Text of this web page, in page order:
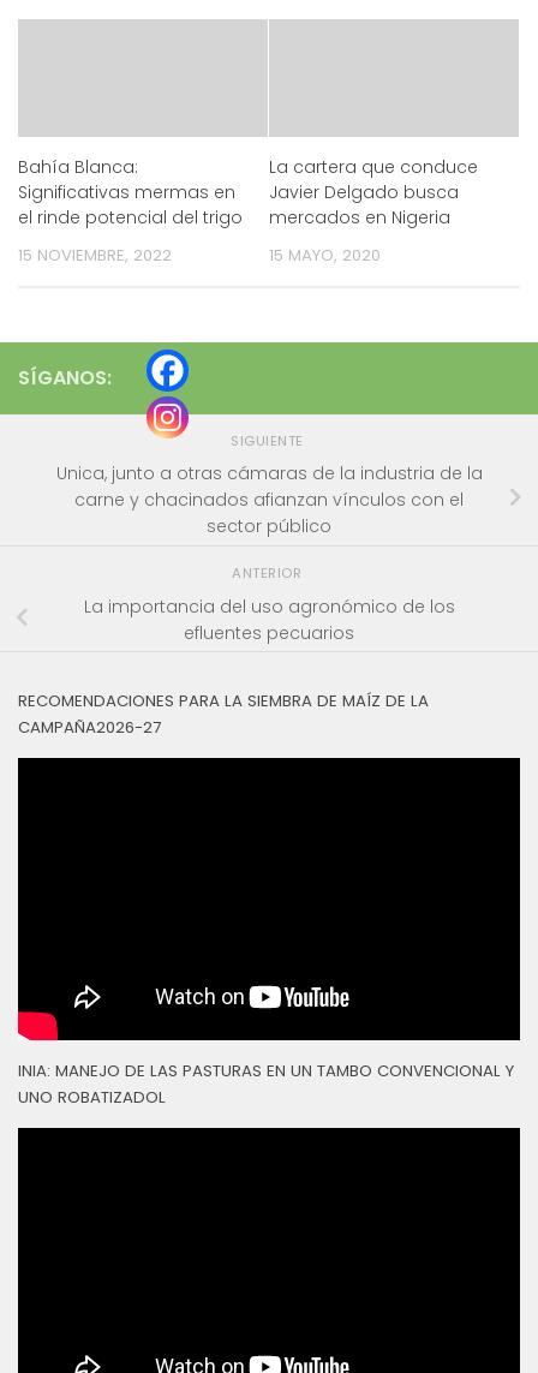
Bahía Blanca:
Significativas mermas en
el rinde potencial del trigo
15 NOVIEMBRE, 2022
La cartera que conduce
Javier Delgado busca
mercados en Nigeria
15 MAYO, 2020
SÍGANOS:
SIGUIENTE
Unica, junto a otras cámaras de la industria de la
carne y chacinados afianzan vínculos con el
sector público
ANTERIOR
La importancia del uso agronómico de los
efluentes pecuarios
RECOMENDACIONES PARA LA SIEMBRA DE MAÍZ DE LA
CAMPAÑA2026-27
INIA: MANEJO DE LAS PASTURAS EN UN TAMBO CONVENCIONAL Y
UNO ROBATIZADOL